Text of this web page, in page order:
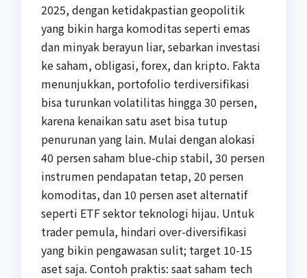
2025, dengan ketidakpastian geopolitik
yang bikin harga komoditas seperti emas
dan minyak berayun liar, sebarkan investasi
ke saham, obligasi, forex, dan kripto. Fakta
menunjukkan, portofolio terdiversifikasi
bisa turunkan volatilitas hingga 30 persen,
karena kenaikan satu aset bisa tutup
penurunan yang lain. Mulai dengan alokasi
40 persen saham blue-chip stabil, 30 persen
instrumen pendapatan tetap, 20 persen
komoditas, dan 10 persen aset alternatif
seperti ETF sektor teknologi hijau. Untuk
trader pemula, hindari over-diversifikasi
yang bikin pengawasan sulit; target 10-15
aset saja. Contoh praktis: saat saham tech